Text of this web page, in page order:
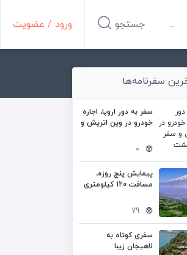
... ورود / عضویت جستجو
سفرنامه‌ها
سفر به دور اروپا، اجاره
خودرو در وین اتریش و
کشور0
پیمایش پنج روزه،
مسافت 120 کیلومتری
79
سفری کوتاه به
لاهیجان زیبا